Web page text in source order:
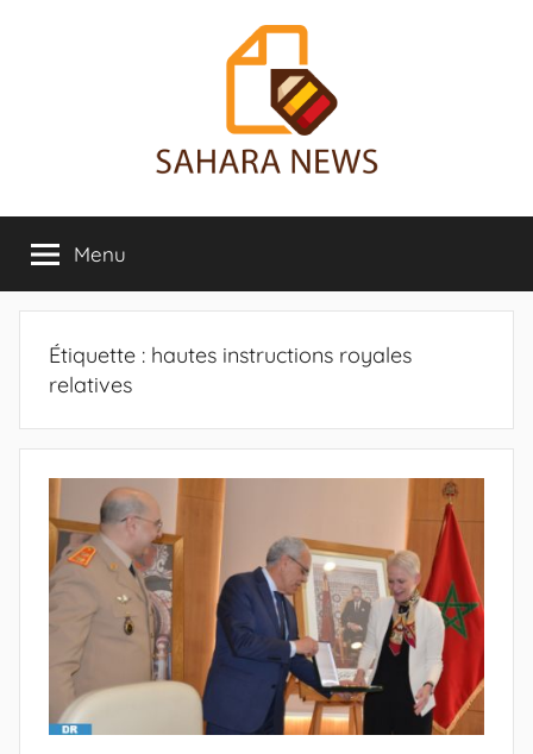
Sahara
News
sur
le
Sahara
révélée
Menu
Étiquette : hautes instructions royales
relatives